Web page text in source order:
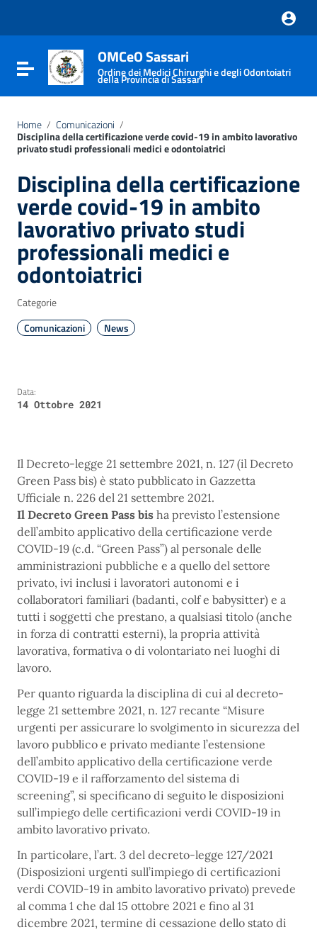
Vai al footer
Attiva / disattiva la navigazione
OMCeO Sassari
Ordine dei Medici Chirurghi e degli Odontoiatri
della Provincia di Sassari
Home / Comunicazioni /
Disciplina della certificazione verde covid-19 in ambito lavorativo
privato studi professionali medici e odontoiatrici
Disciplina della certificazione
verde covid-19 in ambito
lavorativo privato studi
professionali medici e
odontoiatrici
Categorie
Comunicazioni
News
Data:
14 Ottobre 2021
Il Decreto-legge 21 settembre 2021, n. 127 (il Decreto
Green Pass bis) è stato pubblicato in Gazzetta
Ufficiale n. 226 del 21 settembre 2021.
Il Decreto Green Pass bis ha previsto l’estensione
dell’ambito applicativo della certificazione verde
COVID-19 (c.d. “Green Pass”) al personale delle
amministrazioni pubbliche e a quello del settore
privato, ivi inclusi i lavoratori autonomi e i
collaboratori familiari (badanti, colf e babysitter) e a
tutti i soggetti che prestano, a qualsiasi titolo (anche
in forza di contratti esterni), la propria attività
lavorativa, formativa o di volontariato nei luoghi di
lavoro.
Per quanto riguarda la disciplina di cui al decreto-
legge 21 settembre 2021, n. 127 recante “Misure
urgenti per assicurare lo svolgimento in sicurezza del
lavoro pubblico e privato mediante l’estensione
dell’ambito applicativo della certificazione verde
COVID-19 e il rafforzamento del sistema di
screening”, si specificano di seguito le disposizioni
sull’impiego delle certificazioni verdi COVID-19 in
ambito lavorativo privato.
In particolare, l’art. 3 del decreto-legge 127/2021
(Disposizioni urgenti sull’impiego di certificazioni
verdi COVID-19 in ambito lavorativo privato) prevede
al comma 1 che dal 15 ottobre 2021 e fino al 31
dicembre 2021, termine di cessazione dello stato di